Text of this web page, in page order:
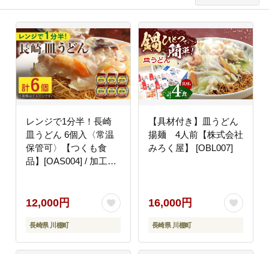
レンジで1分半！長崎
皿うどん 6個入〈常温
保管可〉【つくも食
品】[OAS004] / 加工品
12,000円
長崎県 川棚町
【具材付き】皿うどん
揚麺 4人前【株式会社
みろく屋】 [OBL007]
16,000円
長崎県 川棚町